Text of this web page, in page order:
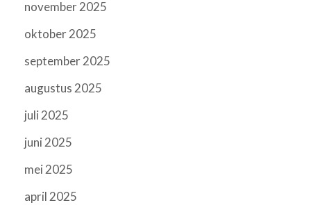
november 2025
oktober 2025
september 2025
augustus 2025
juli 2025
juni 2025
mei 2025
april 2025